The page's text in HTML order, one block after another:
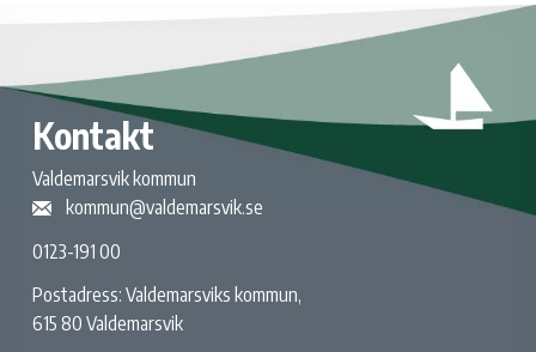
Kontakt
Valdemarsvik kommun
kommun@valdemarsvik.se
0123-191 00
Postadress: Valdemarsviks kommun,
615 80 Valdemarsvik